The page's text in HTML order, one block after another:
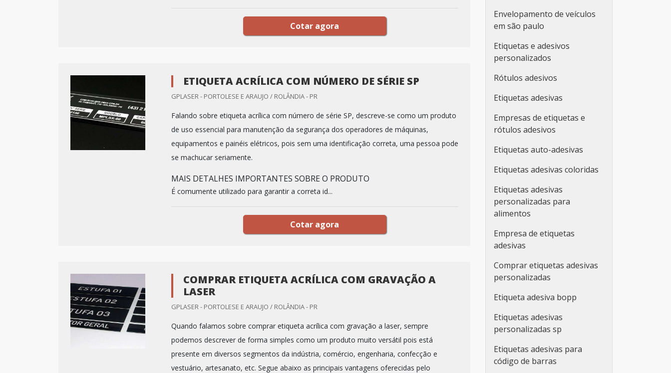
Cotar agora
ETIQUETA ACRÍLICA COM NÚMERO DE SÉRIE SP
GPLASER - PORTOLESE E ARAUJO / ROLÂNDIA - PR
Falando sobre etiqueta acrílica com número de série SP, descreve-se como um produto
de uso essencial para manutenção da segurança dos operadores de máquinas,
equipamentos e painéis elétricos, pois sem uma identificação correta, uma pessoa pode
se machucar seriamente.
MAIS DETALHES IMPORTANTES SOBRE O PRODUTO
É comumente utilizado para garantir a correta id...
Cotar agora
COMPRAR ETIQUETA ACRÍLICA COM GRAVAÇÃO A
LASER
GPLASER - PORTOLESE E ARAUJO / ROLÂNDIA - PR
Quando falamos sobre comprar etiqueta acrílica com gravação a laser, sempre
podemos descrever de forma simples como um produto muito versátil pois está
presente em diversos segmentos da indústria, comércio, engenharia, confecção e
vestuário, artesanato, etc. Segue abaixo as principais vantagens oferecidas pelo
Envelopamento de veículos
em são paulo
Etiquetas e adesivos
personalizados
Rótulos adesivos
Etiquetas adesivas
Empresas de etiquetas e
rótulos adesivos
Etiquetas auto-adesivas
Etiquetas adesivas coloridas
Etiquetas adesivas
personalizadas para
alimentos
Empresa de etiquetas
adesivas
Comprar etiquetas adesivas
personalizadas
Etiqueta adesiva bopp
Etiquetas adesivas
personalizadas sp
Etiquetas adesivas para
código de barras